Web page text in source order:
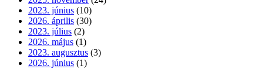
2023. június (10)
2026. április (30)
2023. július (2)
2026. május (1)
2023. augusztus (3)
2026. június (1)